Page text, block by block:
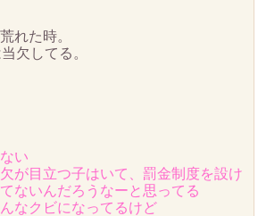
れた時。
欠してる。
い
が目立つ子はいて、罰金制度を設け
ないんだろうなーと思ってる
なクビになってるけど